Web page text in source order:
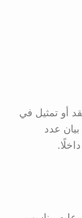
أو تمثيل في
عدد